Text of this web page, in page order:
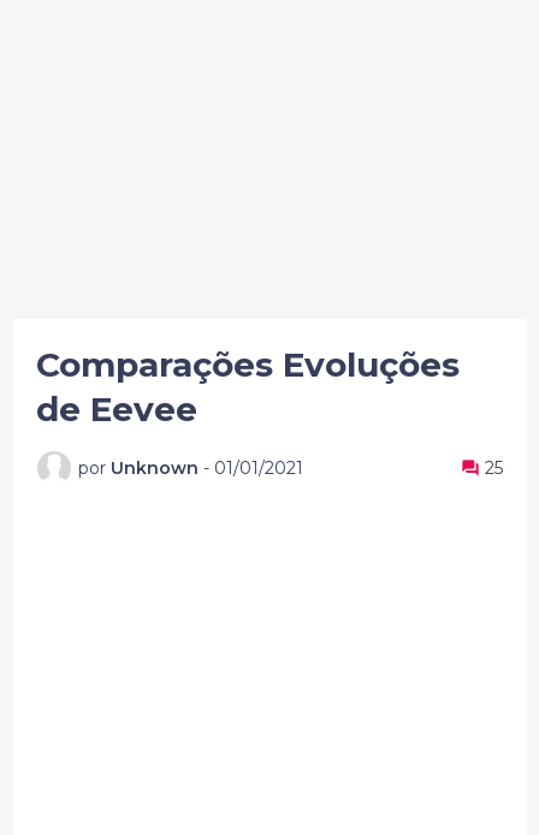
Comparações Evoluções
de Eevee
por Unknown - 01/01/2021 25